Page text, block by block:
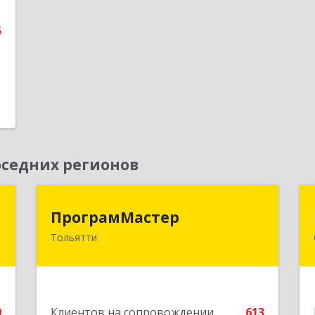
регионов
ПрограмМастер
Тольятти
445004, Самарская обл, Тольятти г,